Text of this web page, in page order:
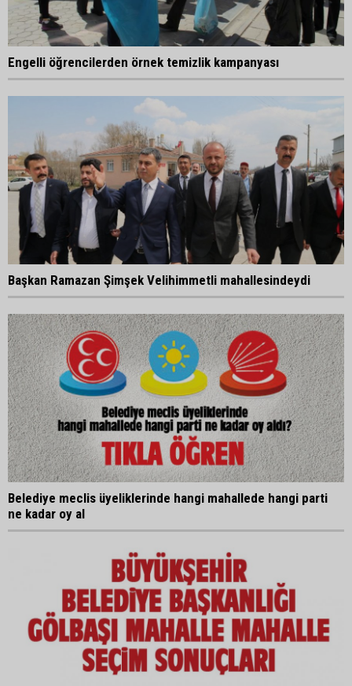
Engelli öğrencilerden örnek temizlik kampanyası
Başkan Ramazan Şimşek Velihimmetli mahallesindeydi
Belediye meclis üyeliklerinde hangi mahallede hangi parti
ne kadar oy al